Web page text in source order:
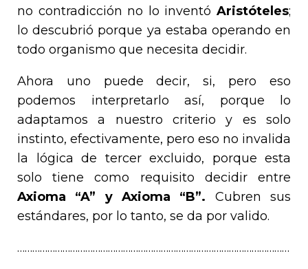
no contradicción no lo inventó Aristóteles;
lo descubrió porque ya estaba operando en
todo organismo que necesita decidir.
Ahora uno puede decir, si, pero eso
podemos interpretarlo así, porque lo
adaptamos a nuestro criterio y es solo
instinto, efectivamente, pero eso no invalida
la lógica de tercer excluido, porque esta
solo tiene como requisito decidir entre
Axioma “A” y Axioma “B”. Cubren sus
estándares, por lo tanto, se da por valido.
………………………………………………………………………………………………